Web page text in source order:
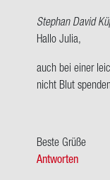
Stephan David
Ant­
auf
Hallo,
eine
leich­
Hallo Julia,
auch bei einer
nicht Blut
Beste Grüße
Antworten